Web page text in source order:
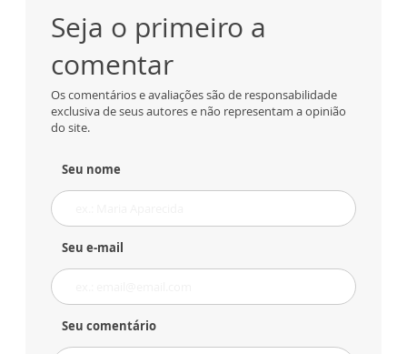
Seja o primeiro a
comentar
Os comentários e avaliações são de responsabilidade
exclusiva de seus autores e não representam a opinião
do site.
Seu nome
Seu e-mail
Seu comentário